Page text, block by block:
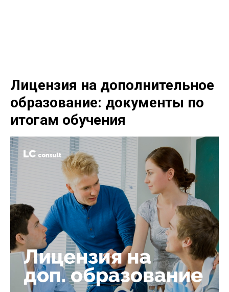
Лицензия на дополнительное
образование: документы по
итогам обучения